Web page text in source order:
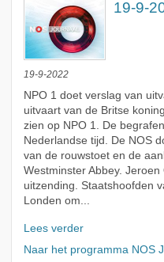
19-9-
19-9-2022
NPO 1 doet verslag van
uitvaart van de Britse
zien op NPO 1. De
Nederlandse tijd. De NOS
van de rouwstoet en de
Westminster Abbey.
uitzending. Staatshoofden
Londen om...
Lees verder
Naar het programma NOS